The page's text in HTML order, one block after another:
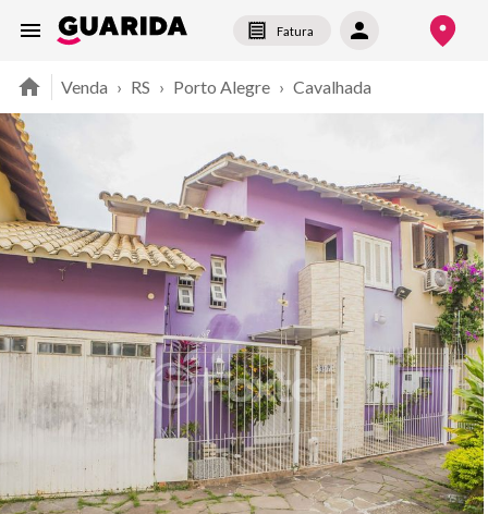
Fatura
Venda › RS › Porto Alegre › Cavalhada